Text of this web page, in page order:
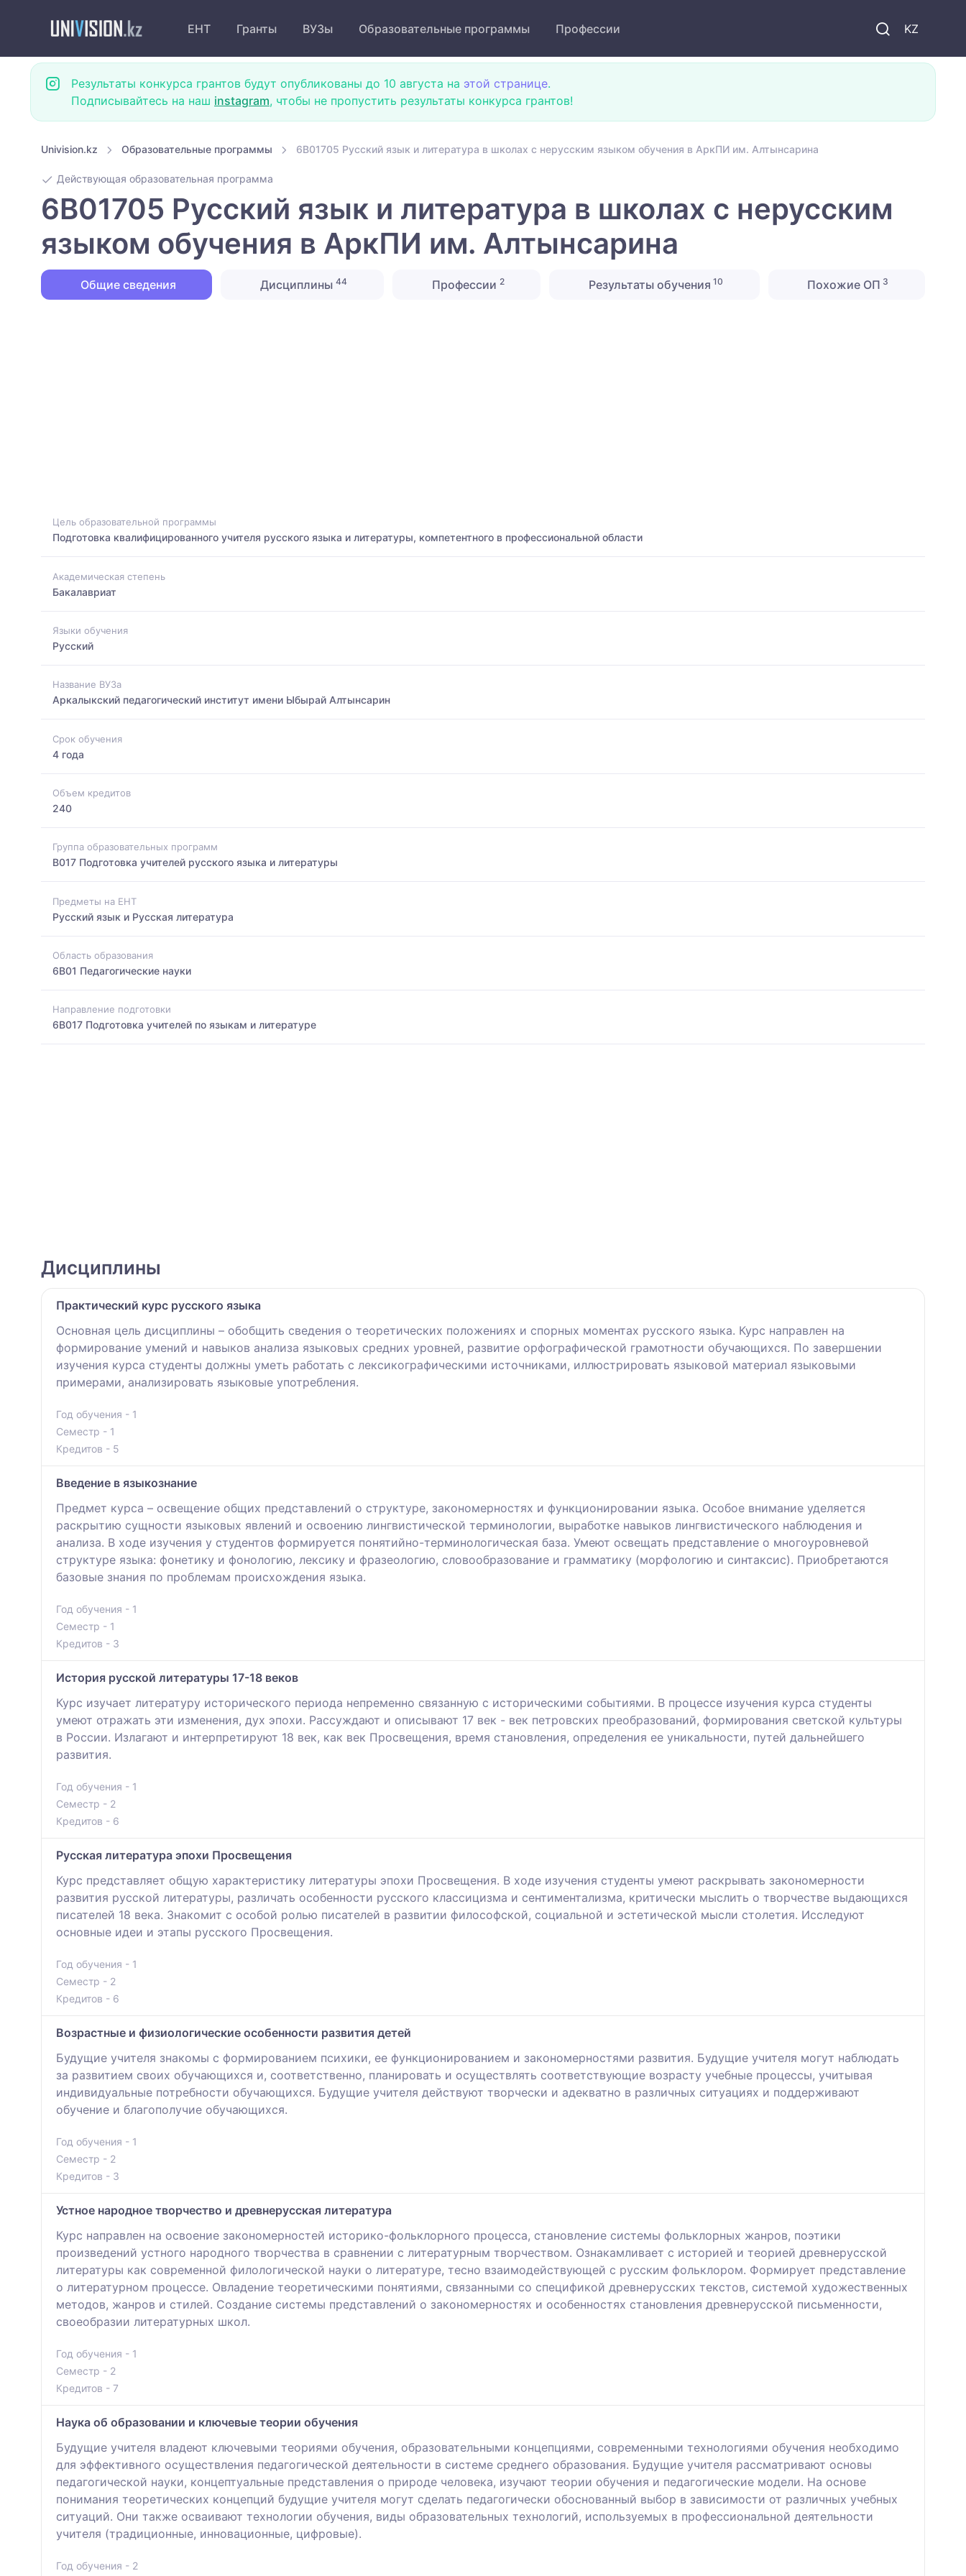
KZ
ЕНТ Гранты ВУЗы Образовательные программы Профессии
Результаты конкурса грантов будут опубликованы до 10 августа на этой странице.
Подписывайтесь на наш instagram, чтобы не пропустить результаты конкурса грантов!
Univision.kz Образовательные программы 6B01705 Русский язык и литература в школах с нерусским языком обучения в АркПИ им. Алтынсарина
Действующая образовательная программа
6B01705 Русский язык и литература в школах с нерусским
языком обучения в АркПИ им. Алтынсарина
Общие сведения Дисциплины44 Профессии 2 Результаты обучения 10 Похожие ОП 3
Цель образовательной программы
Подготовка квалифицированного учителя русского языка и литературы, компетентного в профессиональной области
Академическая степень
Бакалавриат
Языки обучения
Русский
Название ВУЗа
Аркалыкский педагогический институт имени Ыбырай Алтынсарин
Срок обучения
4 года
Объем кредитов
240
Группа образовательных программ
B017 Подготовка учителей русского языка и литературы
Предметы на ЕНТ
Русский язык и Русская литература
Область образования
6B01 Педагогические науки
Направление подготовки
6B017 Подготовка учителей по языкам и литературе
Дисциплины
Практический курс русского языка
Основная цель дисциплины – обобщить сведения о теоретических положениях и спорных моментах русского языка. Курс направлен на
формирование умений и навыков анализа языковых средних уровней, развитие орфографической грамотности обучающихся. По завершении
изучения курса студенты должны уметь работать с лексикографическими источниками, иллюстрировать языковой материал языковыми
примерами, анализировать языковые употребления.
Год обучения - 1
Семестр - 1
Кредитов - 5
Введение в языкознание
Предмет курса – освещение общих представлений о структуре, закономерностях и функционировании языка. Особое внимание уделяется
раскрытию сущности языковых явлений и освоению лингвистической терминологии, выработке навыков лингвистического наблюдения и
анализа. В ходе изучения у студентов формируется понятийно-терминологическая база. Умеют освещать представление о многоуровневой
структуре языка: фонетику и фонологию, лексику и фразеологию, словообразование и грамматику (морфологию и синтаксис). Приобретаются
базовые знания по проблемам происхождения языка.
Год обучения - 1
Семестр - 1
Кредитов - 3
История русской литературы 17-18 веков
Курс изучает литературу исторического периода непременно связанную с историческими событиями. В процессе изучения курса студенты
умеют отражать эти изменения, дух эпохи. Рассуждают и описывают 17 век - век петровских преобразований, формирования светской культуры
в России. Излагают и интерпретируют 18 век, как век Просвещения, время становления, определения ее уникальности, путей дальнейшего
развития.
Год обучения - 1
Семестр - 2
Кредитов - 6
Русская литература эпохи Просвещения
Курс представляет общую характеристику литературы эпохи Просвещения. В ходе изучения студенты умеют раскрывать закономерности
развития русской литературы, различать особенности русского классицизма и сентиментализма, критически мыслить о творчестве выдающихся
писателей 18 века. Знакомит с особой ролью писателей в развитии философской, социальной и эстетической мысли столетия. Исследуют
основные идеи и этапы русского Просвещения.
Год обучения - 1
Семестр - 2
Кредитов - 6
Возрастные и физиологические особенности развития детей
Будущие учителя знакомы с формированием психики, ее функционированием и закономерностями развития. Будущие учителя могут наблюдать
за развитием своих обучающихся и, соответственно, планировать и осуществлять соответствующие возрасту учебные процессы, учитывая
индивидуальные потребности обучающихся. Будущие учителя действуют творчески и адекватно в различных ситуациях и поддерживают
обучение и благополучие обучающихся.
Год обучения - 1
Семестр - 2
Кредитов - 3
Устное народное творчество и древнерусская литература
Курс направлен на освоение закономерностей историко-фольклорного процесса, становление системы фольклорных жанров, поэтики
произведений устного народного творчества в сравнении с литературным творчеством. Ознакамливает с историей и теорией древнерусской
литературы как современной филологической науки о литературе, тесно взаимодействующей с русским фольклором. Формирует представление
о литературном процессе. Овладение теоретическими понятиями, связанными со спецификой древнерусских текстов, системой художественных
методов, жанров и стилей. Создание системы представлений о закономерностях и особенностях становления древнерусской письменности,
своеобразии литературных школ.
Год обучения - 1
Семестр - 2
Кредитов - 7
Наука об образовании и ключевые теории обучения
Будущие учителя владеют ключевыми теориями обучения, образовательными концепциями, современными технологиями обучения необходимо
для эффективного осуществления педагогической деятельности в системе среднего образования. Будущие учителя рассматривают основы
педагогической науки, концептуальные представления о природе человека, изучают теории обучения и педагогические модели. На основе
понимания теоретических концепций будущие учителя могут сделать педагогически обоснованный выбор в зависимости от различных учебных
ситуаций. Они также осваивают технологии обучения, виды образовательных технологий, используемых в профессиональной деятельности
учителя (традиционные, инновационные, цифровые).
Год обучения - 2